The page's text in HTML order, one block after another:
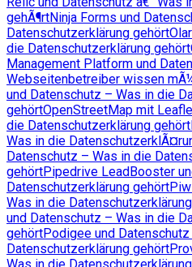
gehÃ¶rtNinja Forms und
Datenschutzerklärung gehört
die Datenschutzerklärung gehört
Management Platform und
Webseitenbetreiber wissen
und Datenschutz – Was in die
gehörtOpenStreetMap mit
die Datenschutzerklärung gehört
Was in die
Datenschutz – Was in die
gehörtPipedrive LeadBooster
Datenschutzerklärung gehört
Was in die
und Datenschutz – Was in die
gehörtPodigee und
Datenschutzerklärung gehört